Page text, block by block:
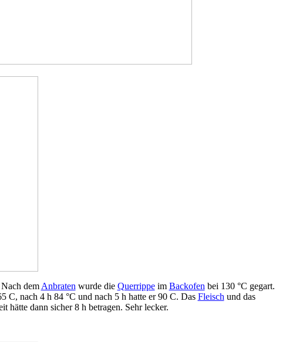
dem Anbraten wurde die Querrippeim Backofen bei 130 °C gegart.
C, nach 4 h 84 °C und nach 5 h hatte er 90 C. Das Fleisch und das
hätte dann sicher 8 h betragen. Sehr lecker.